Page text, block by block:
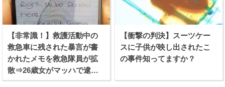
【非常識！】救護活動中の
救急車に残された暴言が書
かれたメモを救急隊員が拡
散⇒26歳女がマッハで逮捕
される！
【衝撃の判決】スーツケー
スに子供が映し出されたこ
の事件知ってますか？